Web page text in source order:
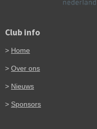
Club info
> Home
> Over ons
> Nieuws
> Sponsors